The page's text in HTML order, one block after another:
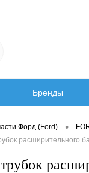
Бренды
Форд (Ford) •
расширительного